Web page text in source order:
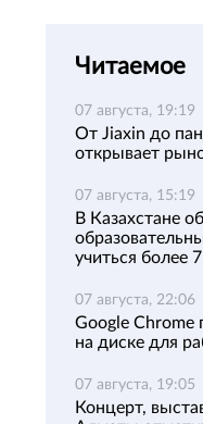
Читаемое
07 августа, 19:19
От Jiaxin до
открывает
07 августа, 15:19
В Казахстане
учиться более
07 августа, 22:06
Google Chrome
на диске для
07 августа, 19:05
Концерт,